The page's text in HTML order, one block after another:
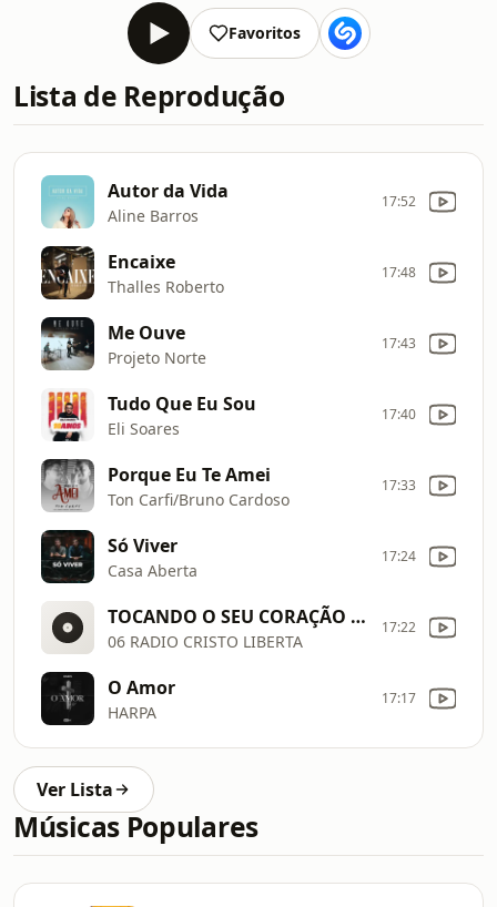
Favoritos
Lista de Reprodução
Autor da Vida
Aline Barros
17:52
Encaixe
Thalles Roberto
17:48
Me Ouve
Projeto Norte
17:43
Tudo Que Eu Sou
Eli Soares
17:40
Porque Eu Te Amei
Ton Carfi/Bruno Cardoso
17:33
Só Viver
Casa Aberta
17:24
TOCANDO O SEU CORAÇÃO CD
06 RADIO CRISTO LIBERTA
17:22
O Amor
HARPA
17:17
Ver Lista
Músicas Populares